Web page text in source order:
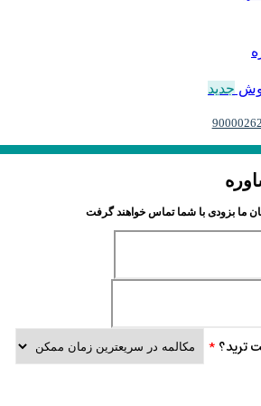
جدید
90000262
ما بزودی با شما تماس خواهند گرفت
ترید؟ *